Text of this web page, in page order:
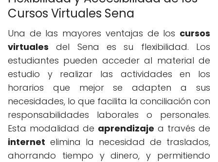
Cursos Virtuales Sena
Una de las mayores ventajas de los cursos
virtuales del Sena es su flexibilidad. Los
estudiantes pueden acceder al material de
estudio y realizar las actividades en los
horarios que mejor se adapten a sus
necesidades, lo que facilita la conciliación con
responsabilidades laborales o personales.
Esta modalidad de aprendizaje a través de
internet elimina la necesidad de traslados,
ahorrando tiempo y dinero, y permitiendo